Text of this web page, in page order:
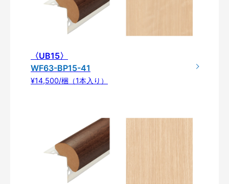
〈UB15〉
WF63-BP15-41
¥14,500/梱（1本入り）